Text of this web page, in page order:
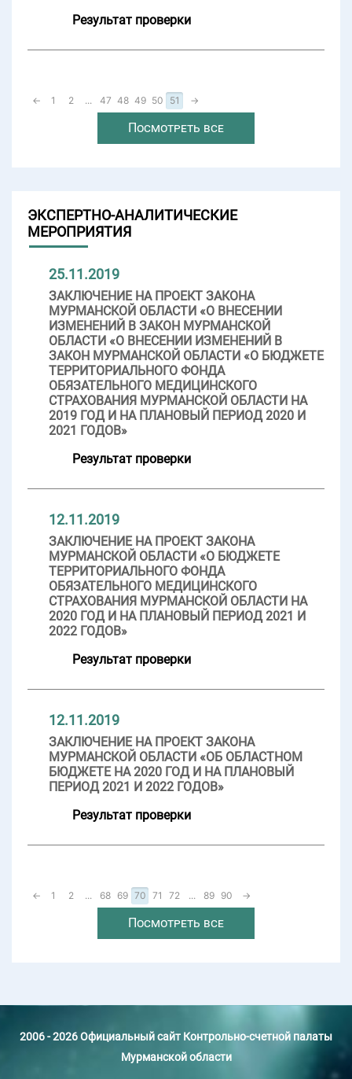
Результат проверки
← 1 2 ... 47 48 49 50 51 →
Посмотреть все
ЭКСПЕРТНО-АНАЛИТИЧЕСКИЕ
МЕРОПРИЯТИЯ
25.11.2019
ЗАКЛЮЧЕНИЕ НА ПРОЕКТ ЗАКОНА
МУРМАНСКОЙ ОБЛАСТИ «О ВНЕСЕНИИ
ИЗМЕНЕНИЙ В ЗАКОН МУРМАНСКОЙ
ОБЛАСТИ «О ВНЕСЕНИИ ИЗМЕНЕНИЙ В
ЗАКОН МУРМАНСКОЙ ОБЛАСТИ «О БЮДЖЕТЕ
ТЕРРИТОРИАЛЬНОГО ФОНДА
ОБЯЗАТЕЛЬНОГО МЕДИЦИНСКОГО
СТРАХОВАНИЯ МУРМАНСКОЙ ОБЛАСТИ НА
2019 ГОД И НА ПЛАНОВЫЙ ПЕРИОД 2020 И
2021 ГОДОВ»
Результат проверки
12.11.2019
ЗАКЛЮЧЕНИЕ НА ПРОЕКТ ЗАКОНА
МУРМАНСКОЙ ОБЛАСТИ «О БЮДЖЕТЕ
ТЕРРИТОРИАЛЬНОГО ФОНДА
ОБЯЗАТЕЛЬНОГО МЕДИЦИНСКОГО
СТРАХОВАНИЯ МУРМАНСКОЙ ОБЛАСТИ НА
2020 ГОД И НА ПЛАНОВЫЙ ПЕРИОД 2021 И
2022 ГОДОВ»
Результат проверки
12.11.2019
ЗАКЛЮЧЕНИЕ НА ПРОЕКТ ЗАКОНА
МУРМАНСКОЙ ОБЛАСТИ «ОБ ОБЛАСТНОМ
БЮДЖЕТЕ НА 2020 ГОД И НА ПЛАНОВЫЙ
ПЕРИОД 2021 И 2022 ГОДОВ»
Результат проверки
← 1 2 ... 68 69 70 71 72 ... 89 90 →
Посмотреть все
2006 - 2026 Официальный сайт Контрольно-счетной палаты
Мурманской области